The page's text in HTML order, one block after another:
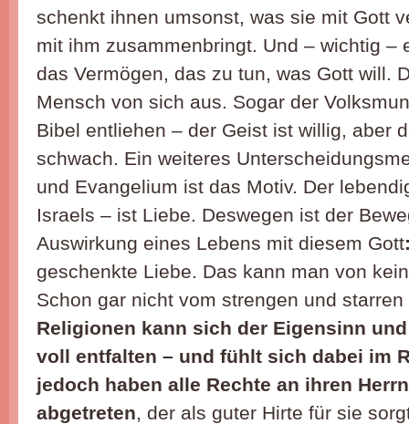
schenkt ihnen umsonst, was sie mit Gott
mit ihm zusammenbringt. Und – wichtig –
das Vermögen, das zu tun, was Gott will.
Mensch von sich aus. Sogar der
Bibel entliehen – der Geist ist willig, aber
schwach. Ein weiteres
und Evangelium ist das Motiv. Der
Israels – ist Liebe. Deswegen ist der
Auswirkung eines Lebens mit diesem Gott
geschenkte Liebe. Das kann man von
Schon gar nicht vom strengen und
Religionen kann sich der Eigensinn
voll entfalten – und fühlt sich dabei im
jedoch haben alle Rechte an ihren
abgetreten, der als guter Hirte für sie